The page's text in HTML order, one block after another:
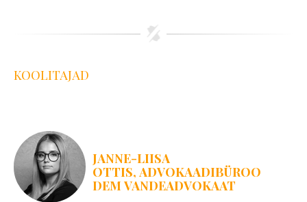
KOOLITAJAD
JANNE-LIISA
OTTIS,ADVOKAADIBÜROO
DEM VANDEADVOKAAT